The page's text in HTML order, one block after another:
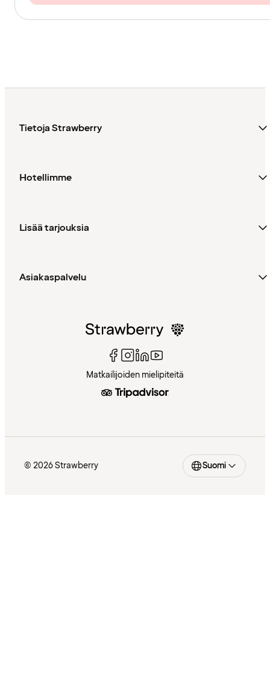
Tietoja Strawberry
Hotellimme
Lisää tarjouksia
Asiakaspalvelu
Matkailijoiden mielipiteitä
© 2026 Strawberry Suomi